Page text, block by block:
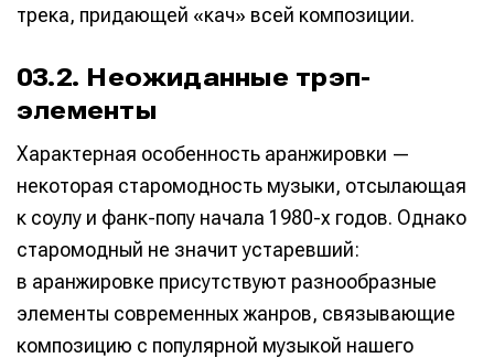
трека, придающей «кач» всей композиции.
03.2. Неожиданные трэп-
элементы
Характерная особенность аранжировки —
некоторая старомодность музыки, отсылающая
к соулу и фанк-попу начала 1980-х годов. Однако
старомодный не значит устаревший:
в аранжировке присутствуют разнообразные
элементы современных жанров, связывающие
композицию с популярной музыкой нашего